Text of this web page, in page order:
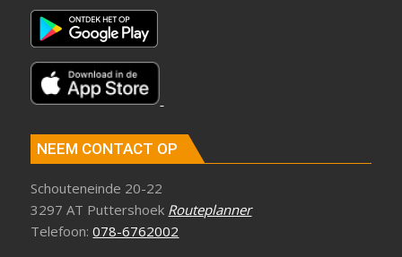
NEEM CONTACT OP
Schouteneinde 20-22
3297 AT Puttershoek Routeplanner
Telefoon:078-6762002